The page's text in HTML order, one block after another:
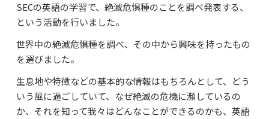
アクセス
よくあるご質問
資料請求・お問合せ
SECの英語の学習で、絶滅危惧種のことを調べ発表する、
という活動を行いました。
世界中の絶滅危惧種を調べ、その中から興味を持ったもの
を選びました。
生息地や特徴などの基本的な情報はもちろんとして、どう
いう風に過ごしていて、なぜ絶滅の危機に瀕しているの
か、それを知って我々はどんなことができるのかも、英語